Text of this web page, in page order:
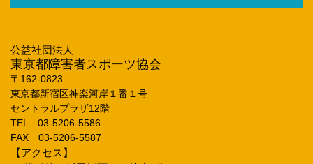
公益社団法人
東京都障害者スポーツ協会
〒162‐0823
東京都新宿区神楽河岸１番１号
セントラルプラザ12階
TEL 03‐5206‐5586
FAX 03‐5206‐5587
【アクセス】